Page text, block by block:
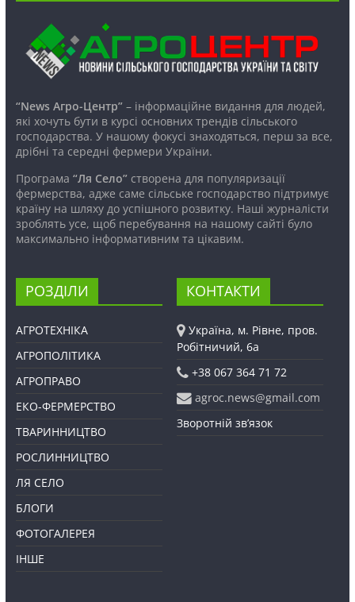
“News Агро-Центр”– інформаційне видання для людей,
які хочуть бути в курсі основних трендів сільського
господарства. У нашому фокусі знаходяться, перш за все,
дрібні та середні фермери України.
Програма “Ля Село”створена для популяризації
фермерства, адже саме сільське господарство підтримує
країну на шляху до успішного розвитку. Наші журналісти
зроблять усе, щоб перебування на нашому сайті було
максимально інформативним та цікавим.
РОЗДІЛИ
АГРОТЕХНІКА
АГРОПОЛІТИКА
АГРОПРАВО
ЕКО-ФЕРМЕРСТВО
ТВАРИННИЦТВО
РОСЛИННИЦТВО
ЛЯ СЕЛО
БЛОГИ
ФОТОГАЛЕРЕЯ
ІНШЕ
КОНТАКТИ
Україна, м. Рівне, пров.
Робітничий, 6а
+38 067 364 71 72
agroc.news@gmail.com
Зворотній зв’язок